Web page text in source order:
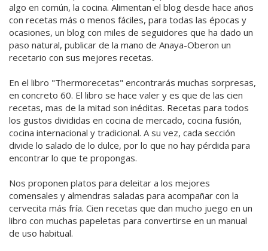
algo en común, la cocina. Alimentan el blog desde hace años
con recetas más o menos fáciles, para todas las épocas y
ocasiones, un blog con miles de seguidores que ha dado un
paso natural, publicar de la mano de Anaya-Oberon un
recetario con sus mejores recetas.
En el libro "Thermorecetas" encontrarás muchas sorpresas,
en concreto 60. El libro se hace valer y es que de las cien
recetas, mas de la mitad son inéditas. Recetas para todos
los gustos divididas en cocina de mercado, cocina fusión,
cocina internacional y tradicional. A su vez, cada sección
divide lo salado de lo dulce, por lo que no hay pérdida para
encontrar lo que te propongas.
Nos proponen platos para deleitar a los mejores
comensales y almendras saladas para acompañar con la
cervecita más fría. Cien recetas que dan mucho juego en un
libro con muchas papeletas para convertirse en un manual
de uso habitual.